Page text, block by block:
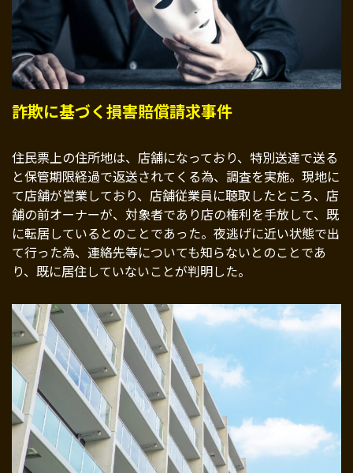
詐欺に基づく損害賠償請求事件
住民票上の住所地は、店舗になっており、特別送達で送る
と保管期限経過で返送されてくる為、調査を実施。現地に
て店舗が営業しており、店舗従業員に聴取したところ、店
舗の前オーナーが、対象者であり店の権利を手放して、既
に転居しているとのことであった。夜逃げに近い状態で出
て行った為、連絡先等についても知らないとのことであ
り、既に居住していないことが判明した。